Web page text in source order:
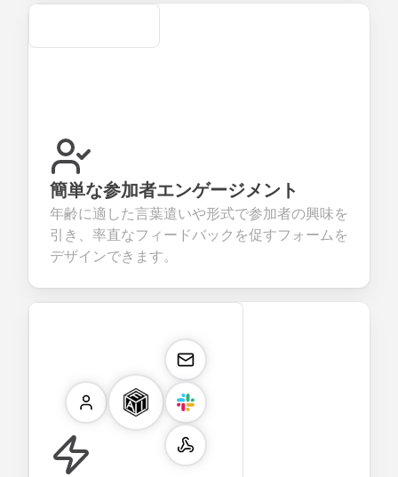
Secure
簡単な参加者エンゲージメント
年齢に適した言葉遣いや形式で参加者の興味を
引き、率直なフィードバックを促すフォームを
デザインできます。